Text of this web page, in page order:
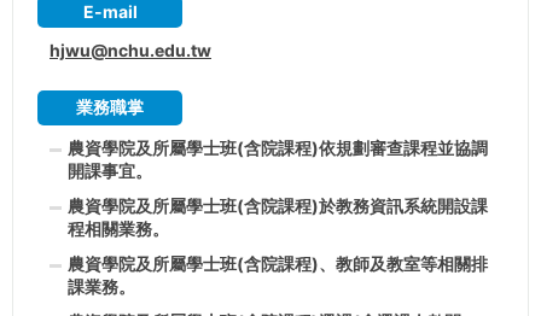
E-mail
hjwu@nchu.edu.tw
業務職掌
農資學院及所屬學士班(含院課程)依規劃審查課程並協調
開課事宜。
農資學院及所屬學士班(含院課程)於教務資訊系統開設課
程相關業務。
農資學院及所屬學士班(含院課程)、教師及教室等相關排
課業務。